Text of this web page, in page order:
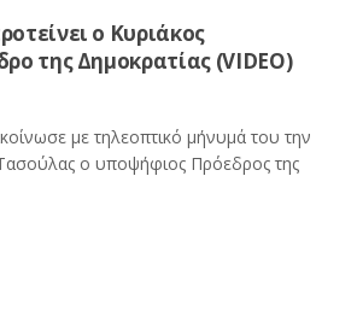
ο Κυριάκος
της Δημοκρατίας (VIDEO)
με τηλεοπτικό μήνυμά του την
ο υποψήφιος Πρόεδρος της